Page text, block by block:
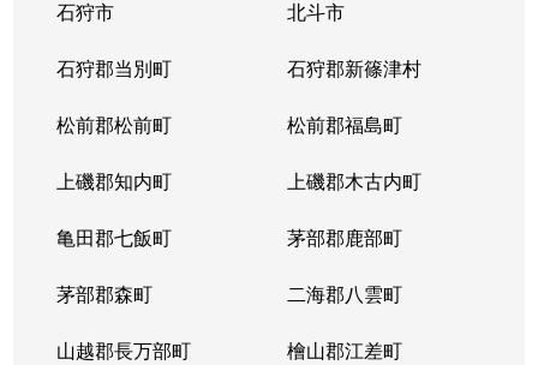
石狩市 北斗市
石狩郡当別町 石狩郡新篠津村
松前郡松前町 松前郡福島町
上磯郡知内町 上磯郡木古内町
亀田郡七飯町 茅部郡鹿部町
茅部郡森町 二海郡八雲町
山越郡長万部町 檜山郡江差町